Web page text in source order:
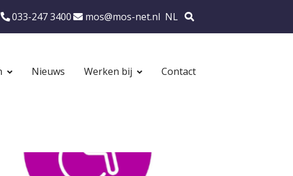
Nieuws Werken bij Contact
Ons033-247 3400Ons
emailadres:
mos@mos-net.nl NL